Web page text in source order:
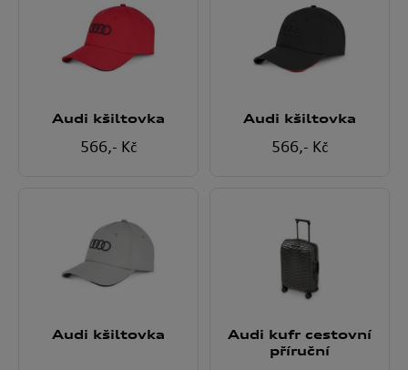
Audi kšiltovka
566,- Kč
Audi kšiltovka
566,- Kč
Audi kšiltovka
Audi kufr cestovní
příruční